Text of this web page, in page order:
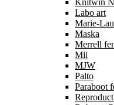
Knitwin
Labo art
Marie-
Maska
Merrell
Mii
MJW
Palto
Paraboot